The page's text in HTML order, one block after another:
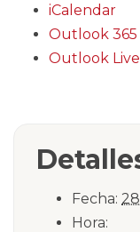
iCalendar
Outlook 365
Outlook Live
Fecha:
Hora: